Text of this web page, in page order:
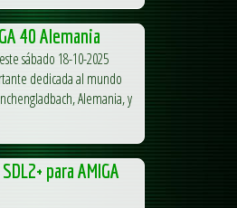
40 Alemania
sábado 18-10-2025
dedicada al mundo
Alemania, y
para AMIGA